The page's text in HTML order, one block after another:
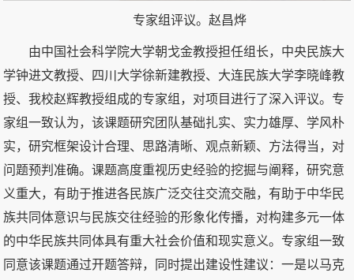
专家组评议。赵昌烨
由中国社会科学院大学朝戈金教授担任组长，中央民族大
学钟进文教授、四川大学徐新建教授、大连民族大学李晓峰教
授、我校赵辉教授组成的专家组，对项目进行了深入评议。专
家组一致认为，该课题研究团队基础扎实、实力雄厚、学风朴
实，研究框架设计合理、思路清晰、观点新颖、方法得当，对
问题预判准确。课题高度重视历史经验的挖掘与阐释，研究意
义重大，有助于推进各民族广泛交往交流交融，有助于中华民
族共同体意识与民族交往经验的形象化传播，对构建多元一体
的中华民族共同体具有重大社会价值和现实意义。专家组一致
同意该课题通过开题答辩，同时提出建设性建议：一是以马克